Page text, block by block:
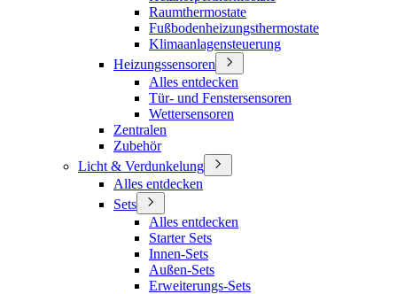
Raumthermostate
Fußbodenheizungsthermostate
Klimaanlagensteuerung
Heizungssensoren
Alles entdecken
Tür- und Fenstersensoren
Wettersensoren
Zentralen
Zubehör
Licht & Verdunkelung
Alles entdecken
Sets
Alles entdecken
Starter Sets
Innen-Sets
Außen-Sets
Erweiterungs-Sets